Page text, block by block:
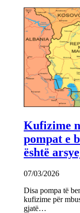
Kufizime
pompat e
është
07/03/2026
Disa pompa të
kufizime për
gjatë…